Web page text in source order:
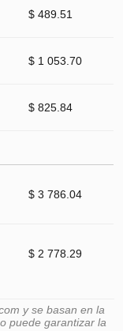
$ 489.51
$ 1 053.70
$ 825.84
$ 3 786.04
$ 2 778.29
y se basan en la
puede garantizar la